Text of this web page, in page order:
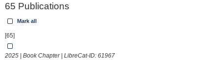
65 Publications
Mark all
[65]
2025 | Book Chapter | LibreCat-ID: 61967